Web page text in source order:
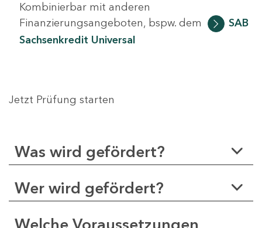
Kombinierbar mit anderen
Finanzierungsangeboten, bspw. dem
SAB
Sachsenkredit Universal
Jetzt Prüfung starten
Was wird gefördert?
Wer wird gefördert?
Welche Voraussetzungen